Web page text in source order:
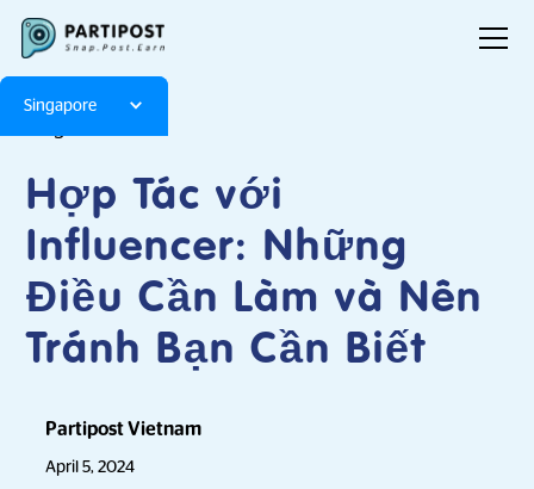
Singapore
Hợp Tác với
Influencer: Những
Điều Cần Làm và Nên
Tránh Bạn Cần Biết
Partipost Vietnam
April 5, 2024